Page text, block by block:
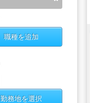
職種を追加
勤務地を選択